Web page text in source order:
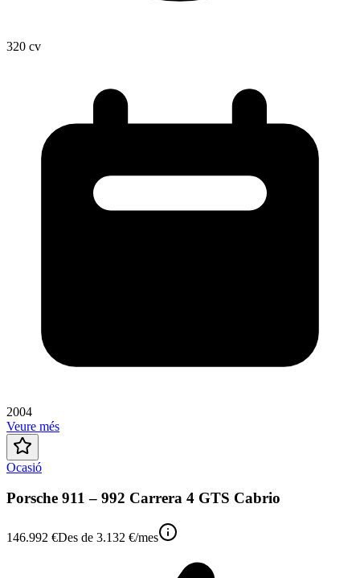
320 cv
2004
Veure més
Ocasió
Porsche 911 – 992 Carrera 4 GTS Cabrio
146.992 €Des de 3.132 €/mes